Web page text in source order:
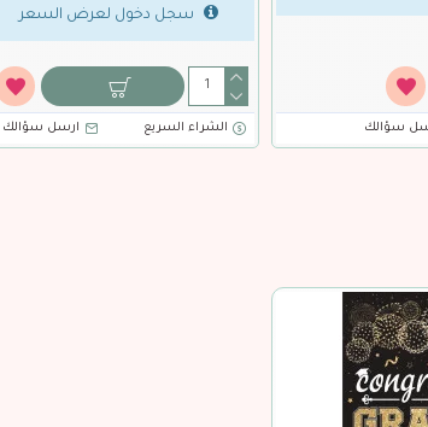
ارسل سؤالك
سجل دخول لعرض السعر
الشراء السريع ارسل سؤالك